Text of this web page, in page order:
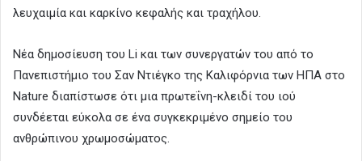
λευχαιμία και καρκίνο κεφαλής και τραχήλου.
Νέα δημοσίευση του Li και των συνεργατών του από το
Πανεπιστήμιο του Σαν Ντιέγκο της Καλιφόρνια των ΗΠΑ στο
Nature διαπίστωσε ότι μια πρωτεΐνη-κλειδί του ιού
συνδέεται εύκολα σε ένα συγκεκριμένο σημείο του
ανθρώπινου χρωμοσώματος.